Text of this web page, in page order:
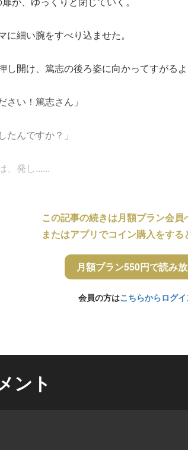
に細い腕をすべり込ませた。
し開け、篤志の後ろ姿に向かってすがるよ
さい！篤志さん」
たんですか？」
、発し......
この記事の続きは月額プラン会員
またはアプリでコイン購入をする
月額プラン550円で読み
会員の方はこちらからログ
ント